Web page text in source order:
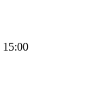
15:00